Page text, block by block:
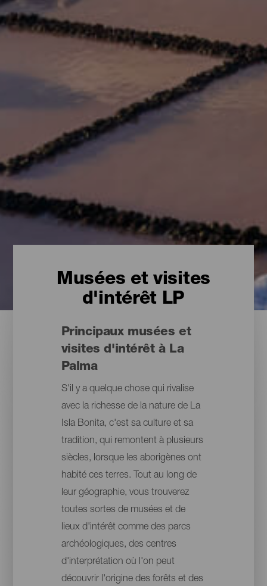
Musées et visites
d'intérêt LP
Principaux musées et
visites d'intérêt à La
Palma
S'il y a quelque chose qui rivalise
avec la richesse de la nature de La
Isla Bonita, c'est sa culture et sa
tradition, qui remontent à plusieurs
siècles, lorsque les aborigènes ont
habité ces terres. Tout au long de
leur géographie, vous trouverez
toutes sortes de musées et de
lieux d'intérêt comme des parcs
archéologiques, des centres
d'interprétation où l'on peut
découvrir l'origine des forêts et des